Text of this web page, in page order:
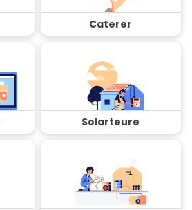
Caterer
Solarteure